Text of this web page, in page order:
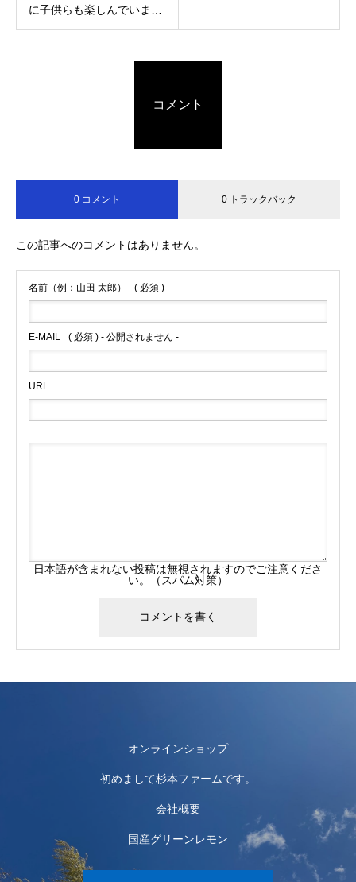
に子供らも楽しんでいます
（笑）
コメント
0 コメント 0 トラックバック
この記事へのコメントはありません。
名前（例：山田 太郎） ( 必須 )
E-MAIL ( 必須 ) - 公開されません -
URL
日本語が含まれない投稿は無視されますのでご注意くださ
い。（スパム対策）
オンラインショップ
初めまして杉本ファームです。
会社概要
国産グリーンレモン